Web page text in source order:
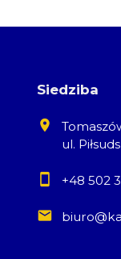
Siedziba
ul.
+48 502